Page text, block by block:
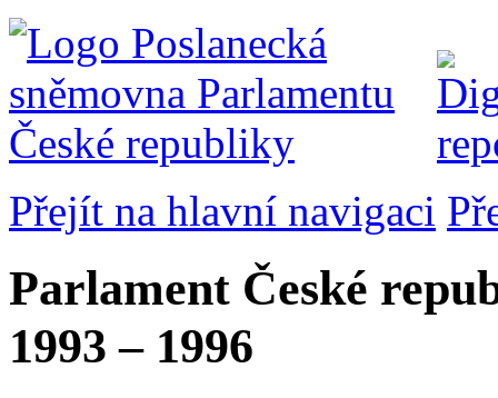
Přejít na hlavní navigaci
Parlament České
1993 – 1996